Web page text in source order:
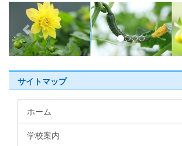
p
r
e
v
i
o
u
s
サイトマップ
ホーム
学校案内